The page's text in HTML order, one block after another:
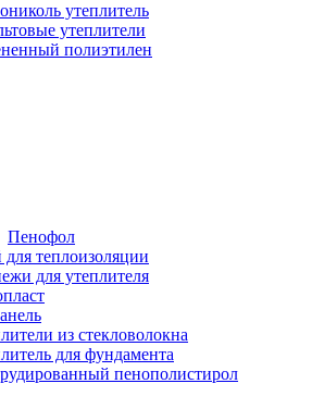
утеплитель
утеплители
полиэтилен
Пенофол
теплоизоляции
для утеплителя
из стекловолокна
для фундамента
пенополистирол